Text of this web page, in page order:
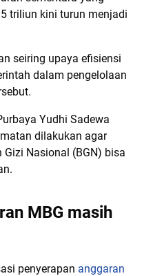
triliun kini turun menjadi
seiring upaya efisiensi
dalam pengelolaan
Yudhi Sadewa
dilakukan agar
Nasional (BGN) bisa
MBG masih
penyerapan anggaran